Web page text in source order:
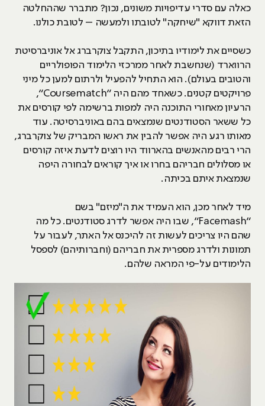
כאלה עם סדרי עדיפויות משונים, נכון? מתברר שההחלטה
הזאת דווקא "שיחקה" לטובתו ולמעשה – לטובת כולנו.
כשסיים את לימודיו בתיכון, התקבל צוקרברג אל אוניברסיטת
הרווארד (שנחשבת לאחר ממרכזי הלימוד הפופולריים
והטובים בעולם). הוא התחיל להפעיל ולרתום למען כל מיני
פרויקטים קטנים. כשאחד מהם היה “Coursematch”,
הרעיון מאחורי התוכנה היה למפות ברשימה לפי קורסים את
כל ששאר הסטודנטים שנמצאים בהם באוניברסיטה. עוד
מאותו רגע היה אפשר להבין את ראשו המבריק של צוקרברג,
הרי רבים מהאנשים בהארווד היו רוצים לדעת איזה קורסים
או מסלולים חבריהם בחרו או איך קוראים לבחורה היפה
שנמצאת איתם בכיתה.
מיד לאחר מכן, הוא העמיד את ה"מיזם" בשם
“Facemash”, שבו היה אפשר לדרג סטודנטים. כל מה
שהם היו צריכים לעשות זה להיכנס אל האתר, לעבור על
תמונות ולדרג מספרית את חבריהם (וחברותיהם) לספסל
הלימודים על-פי המראה שלהם.